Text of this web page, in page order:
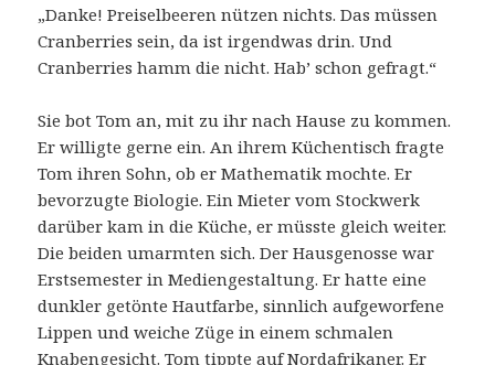
„Danke! Preiselbeeren nützen nichts. Das müssen
Cranberries sein, da ist irgendwas drin. Und
Cranberries hamm die nicht. Hab’ schon gefragt.“
Sie bot Tom an, mit zu ihr nach Hause zu kommen.
Er willigte gerne ein. An ihrem Küchentisch fragte
Tom ihren Sohn, ob er Mathematik mochte. Er
bevorzugte Biologie. Ein Mieter vom Stockwerk
darüber kam in die Küche, er müsste gleich weiter.
Die beiden umarmten sich. Der Hausgenosse war
Erstsemester in Mediengestaltung. Er hatte eine
dunkler getönte Hautfarbe, sinnlich aufgeworfene
Lippen und weiche Züge in einem schmalen
Knabengesicht. Tom tippte auf Nordafrikaner. Er